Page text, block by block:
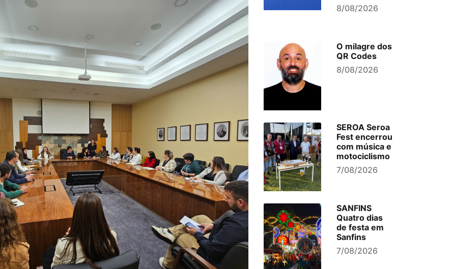
8/08/2026
O milagre dos
QR Codes
8/08/2026
SEROA Seroa
Fest encerrou
com música e
motociclismo
7/08/2026
SANFINS
Quatro dias
de festa em
Sanfins
7/08/2026